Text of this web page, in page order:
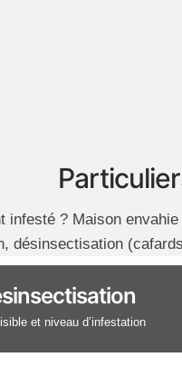
infesté ? Maison
désinsectisation
et niveau d’infestation